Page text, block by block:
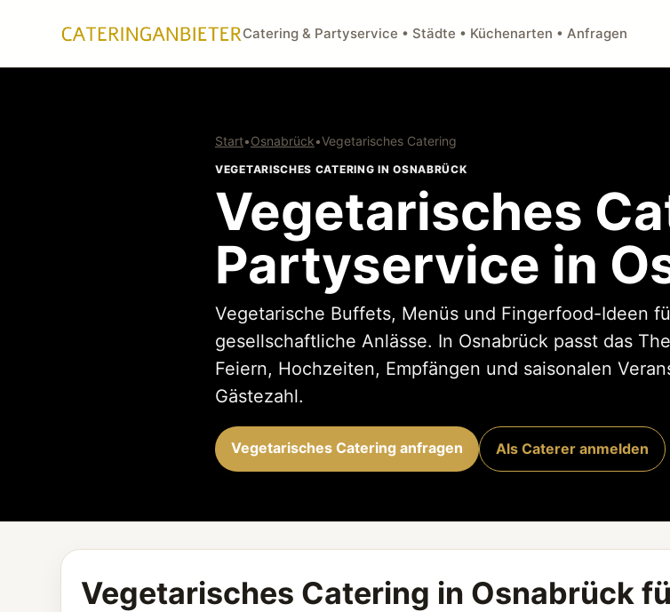
Catering & Partyservice • Städte • Küchenarten • Anfragen
Start•Osnabrück•Vegetarisches Catering
VEGETARISCHES CATERING IN OSNABRÜCK
Vegetarisches
Partyservice in
Vegetarische Buffets, Menüs und Fingerfood-Ideen
gesellschaftliche Anlässe. In Osnabrück passt das
Feiern, Hochzeiten, Empfängen und saisonalen
Gästezahl.
Vegetarisches Catering anfragen Als Caterer anmelden
Vegetarisches Catering in Osnabrück